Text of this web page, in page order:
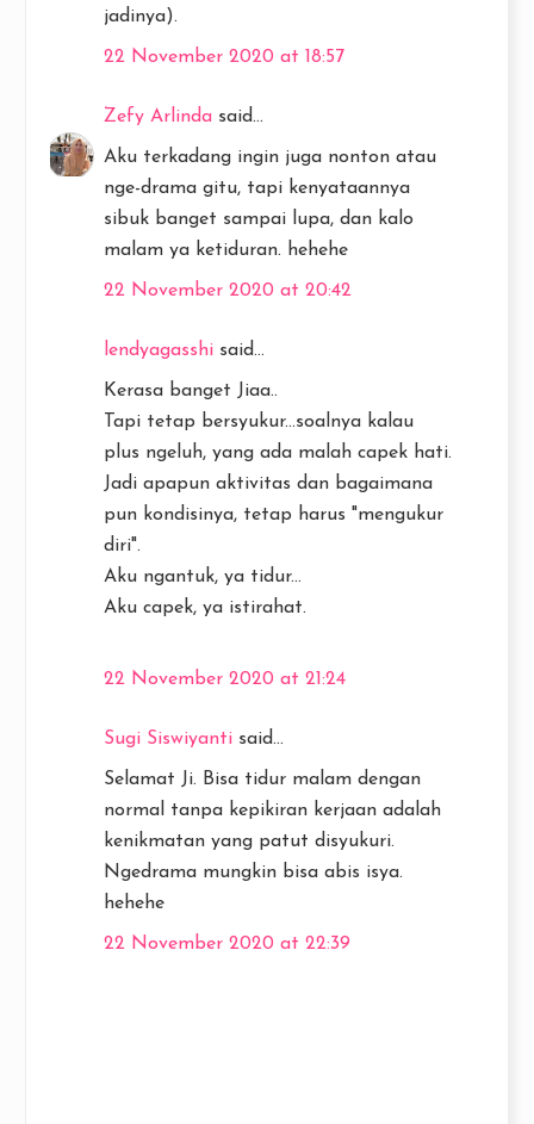
jadinya).
22 November 2020 at 18:57
Zefy Arlinda said...
Aku terkadang ingin juga nonton atau
nge-drama gitu, tapi kenyataannya
sibuk banget sampai lupa, dan kalo
malam ya ketiduran. hehehe
22 November 2020 at 20:42
lendyagasshi said...
Kerasa banget Jiaa..
Tapi tetap bersyukur...soalnya kalau
plus ngeluh, yang ada malah capek hati.
Jadi apapun aktivitas dan bagaimana
pun kondisinya, tetap harus "mengukur
diri".
Aku ngantuk, ya tidur...
Aku capek, ya istirahat.
22 November 2020 at 21:24
Sugi Siswiyanti said...
Selamat Ji. Bisa tidur malam dengan
normal tanpa kepikiran kerjaan adalah
kenikmatan yang patut disyukuri.
Ngedrama mungkin bisa abis isya.
hehehe
22 November 2020 at 22:39